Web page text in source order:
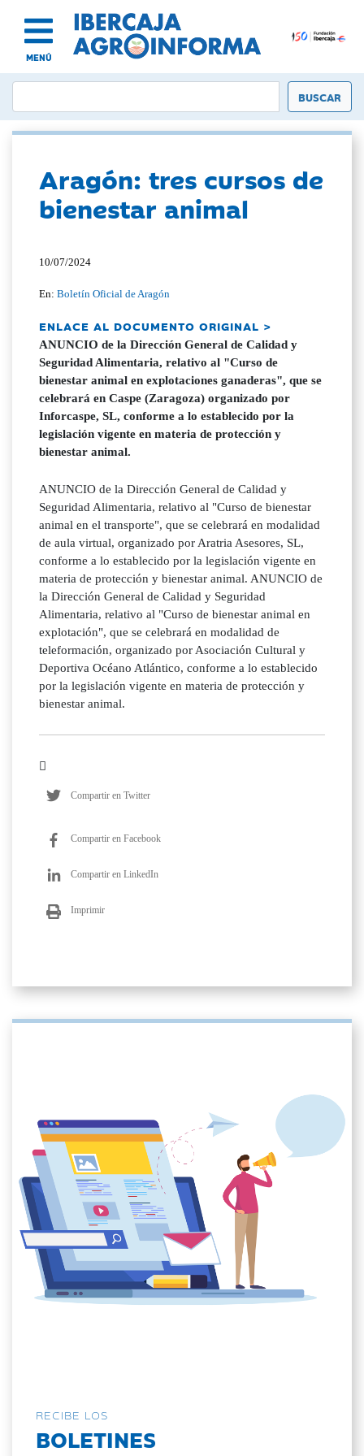
MENÚ
Aragón: tres cursos de
bienestar animal
10/07/2024
En:Boletín Oficial de Aragón
ENLACE AL DOCUMENTO ORIGINAL >
ANUNCIO de la Dirección General de Calidad y
Seguridad Alimentaria, relativo al "Curso de
bienestar animal en explotaciones ganaderas", que se
celebrará en Caspe (Zaragoza) organizado por
Inforcaspe, SL, conforme a lo establecido por la
legislación vigente en materia de protección y
bienestar animal.
ANUNCIO de la Dirección General de Calidad y
Seguridad Alimentaria, relativo al "Curso de bienestar
animal en el transporte", que se celebrará en modalidad
de aula virtual, organizado por Aratria Asesores, SL,
conforme a lo establecido por la legislación vigente en
materia de protección y bienestar animal. ANUNCIO de
la Dirección General de Calidad y Seguridad
Alimentaria, relativo al "Curso de bienestar animal en
explotación", que se celebrará en modalidad de
teleformación, organizado por Asociación Cultural y
Deportiva Océano Atlántico, conforme a lo establecido
por la legislación vigente en materia de protección y
bienestar animal.
Compartir en Twitter
Compartir en Facebook
Compartir en LinkedIn
Imprimir
RECIBE LOS
BOLETINES